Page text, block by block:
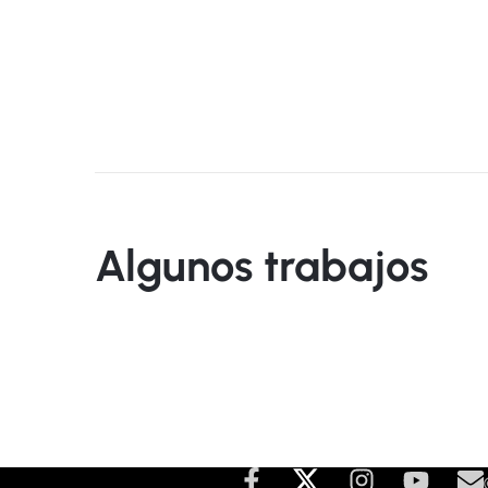
Algunos trabajos